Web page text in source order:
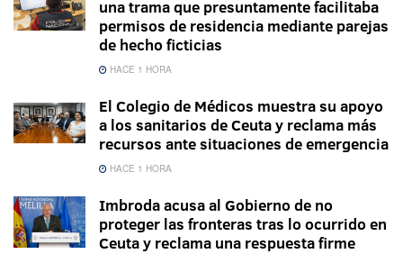
una trama que presuntamente facilitaba
permisos de residencia mediante parejas
de hecho ficticias
HACE 1 HORA
El Colegio de Médicos muestra su apoyo
a los sanitarios de Ceuta y reclama más
recursos ante situaciones de emergencia
HACE 1 HORA
Imbroda acusa al Gobierno de no
proteger las fronteras tras lo ocurrido en
Ceuta y reclama una respuesta firme